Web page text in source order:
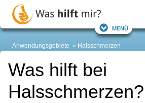
Menü
Anwendungsgebiete Halsschmerzen
Was hilft bei
Halsschmerzen?